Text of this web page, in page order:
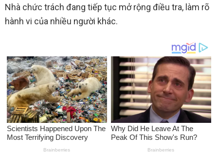
Nhà chức trách đang tiếp tục mở rộng điều tra, làm rõ
hành vi của nhiều người khác.